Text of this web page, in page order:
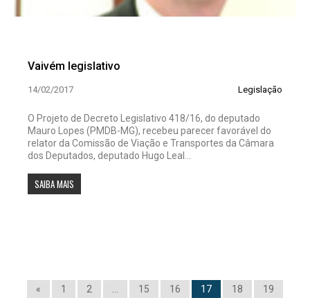
Vaivém legislativo
14/02/2017 Legislação
O Projeto de Decreto Legislativo 418/16, do deputado
Mauro Lopes (PMDB-MG), recebeu parecer favorável do
relator da Comissão de Viação e Transportes da Câmara
dos Deputados, deputado Hugo Leal...
SAIBA MAIS
« 1 2 15 16 17 18 19